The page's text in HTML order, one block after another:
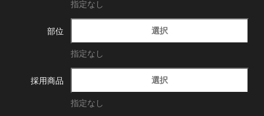
指定なし
部位 選択
指定なし
採用商品 選択
指定なし